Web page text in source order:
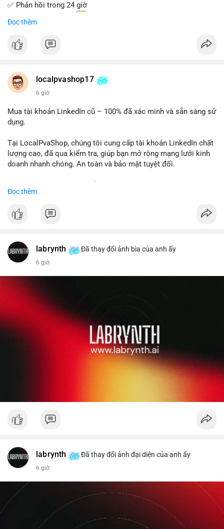
✅ Phản hồi trong 24 giờ
✅ WhatsApp: +1 (66
✅ Telegram: @localpvashop
✅ Email: localpvashop@gmail.com
Đọc thêm
localpvashop17
6 giờ
Mua tài khoản LinkedIn cũ – 100% đã xác minh và sẵn sàng sử
dụng.
Tại LocalPvaShop, chúng tôi cung cấp tài khoản LinkedIn chất
lượng cao, đã qua kiểm tra, giúp bạn mở rộng mạng lưới kinh
doanh nhanh chóng. An toàn và bảo mật tuyệt đối.
✅ Phản hồi trong 24 giờ
✅ Email: localpvashop@gmail.com
Đọc thêm
labrynth Đã thay đổi ảnh bìa của anh ấy
6 giờ
labrynth Đã thay đổi ảnh đại diện của anh ấy
6 giờ